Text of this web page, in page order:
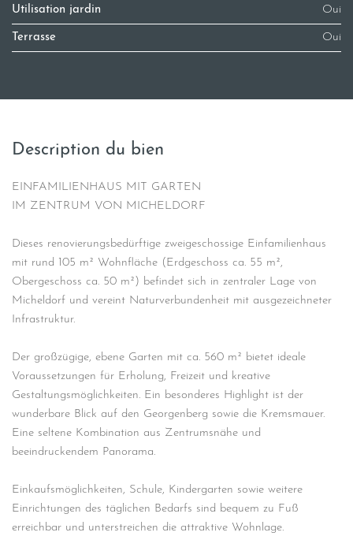
Utilisation jardin Oui
Terrasse Oui
Description du bien
EINFAMILIENHAUS MIT GARTEN
IM ZENTRUM VON MICHELDORF
Dieses renovierungsbedürftige zweigeschossige Einfamilienhaus
mit rund 105 m² Wohnfläche (Erdgeschoss ca. 55 m²,
Obergeschoss ca. 50 m²) befindet sich in zentraler Lage von
Micheldorf und vereint Naturverbundenheit mit ausgezeichneter
Infrastruktur.
Der großzügige, ebene Garten mit ca. 560 m² bietet ideale
Voraussetzungen für Erholung, Freizeit und kreative
Gestaltungsmöglichkeiten. Ein besonderes Highlight ist der
wunderbare Blick auf den Georgenberg sowie die Kremsmauer.
Eine seltene Kombination aus Zentrumsnähe und
beeindruckendem Panorama.
Einkaufsmöglichkeiten, Schule, Kindergarten sowie weitere
Einrichtungen des täglichen Bedarfs sind bequem zu Fuß
erreichbar und unterstreichen die attraktive Wohnlage.